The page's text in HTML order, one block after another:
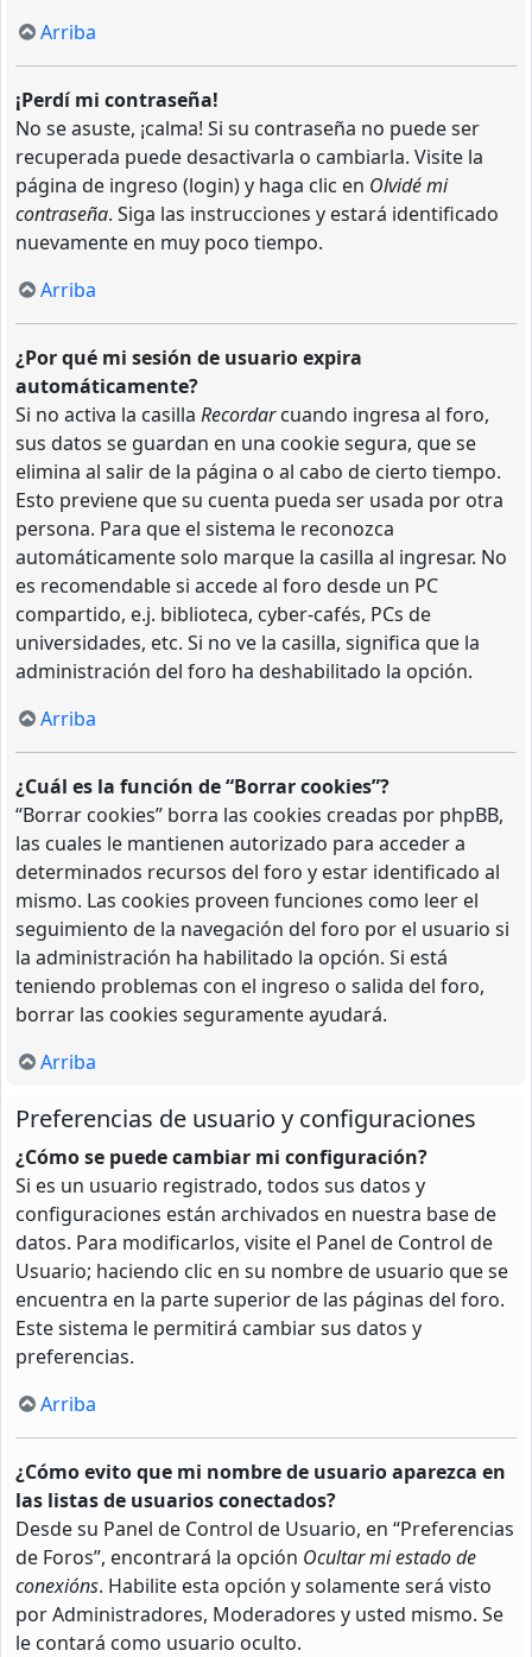
Arriba
¡Perdí mi contraseña!
No se asuste, ¡calma! Si su contraseña no puede ser
recuperada puede desactivarla o cambiarla. Visite la
página de ingreso (login) y haga clic en Olvidé mi
contraseña. Siga las instrucciones y estará identificado
nuevamente en muy poco tiempo.
Arriba
¿Por qué mi sesión de usuario expira
automáticamente?
Si no activa la casilla Recordarcuando ingresa al foro,
sus datos se guardan en una cookie segura, que se
elimina al salir de la página o al cabo de cierto tiempo.
Esto previene que su cuenta pueda ser usada por otra
persona. Para que el sistema le reconozca
automáticamente solo marque la casilla al ingresar. No
es recomendable si accede al foro desde un PC
compartido, e.j. biblioteca, cyber-cafés, PCs de
universidades, etc. Si no ve la casilla, significa que la
administración del foro ha deshabilitado la opción.
Arriba
¿Cuál es la función de “Borrar cookies”?
“Borrar cookies” borra las cookies creadas por phpBB,
las cuales le mantienen autorizado para acceder a
determinados recursos del foro y estar identificado al
mismo. Las cookies proveen funciones como leer el
seguimiento de la navegación del foro por el usuario si
la administración ha habilitado la opción. Si está
teniendo problemas con el ingreso o salida del foro,
borrar las cookies seguramente ayudará.
Arriba
Preferencias de usuario y configuraciones
¿Cómo se puede cambiar mi configuración?
Si es un usuario registrado, todos sus datos y
configuraciones están archivados en nuestra base de
datos. Para modificarlos, visite el Panel de Control de
Usuario; haciendo clic en su nombre de usuario que se
encuentra en la parte superior de las páginas del foro.
Este sistema le permitirá cambiar sus datos y
preferencias.
Arriba
¿Cómo evito que mi nombre de usuario aparezca en
las listas de usuarios conectados?
Desde su Panel de Control de Usuario, en “Preferencias
de Foros”, encontrará la opción Ocultar mi estado de
conexións. Habilite esta opción y solamente será visto
por Administradores, Moderadores y usted mismo. Se
le contará como usuario oculto.